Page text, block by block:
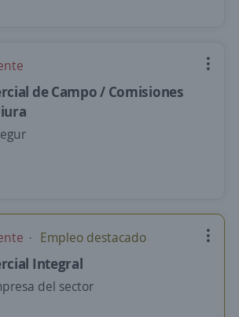
de Campo / Comisiones
Empleo destacado
Integral
del sector